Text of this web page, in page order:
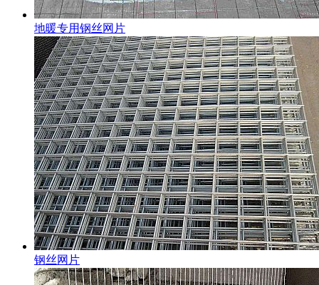
地暖专用钢丝网片
钢丝网片